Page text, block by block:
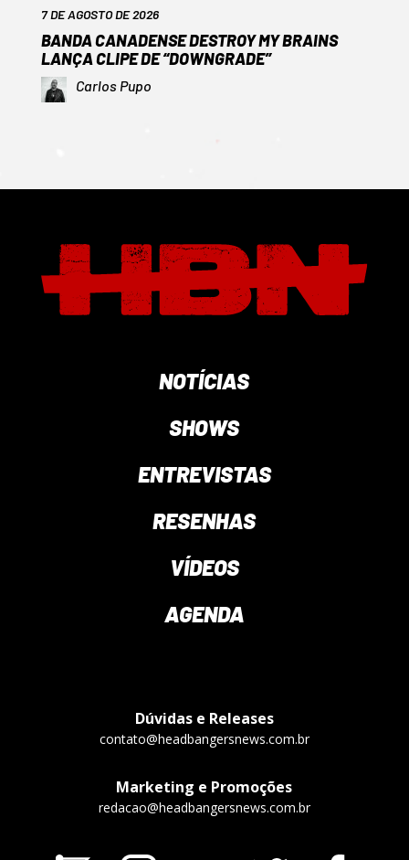
7 DE AGOSTO DE 2026
BANDA CANADENSE DESTROY MY BRAINS
LANÇA CLIPE DE “DOWNGRADE”
Carlos Pupo
NOTÍCIAS
SHOWS
ENTREVISTAS
RESENHAS
VÍDEOS
AGENDA
Dúvidas e Releases
contato@headbangersnews.com.br
Marketing e Promoções
redacao@headbangersnews.com.br